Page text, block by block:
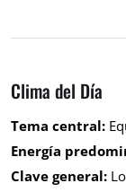
Clima del Día
Tema central:
Energía
Clave general: